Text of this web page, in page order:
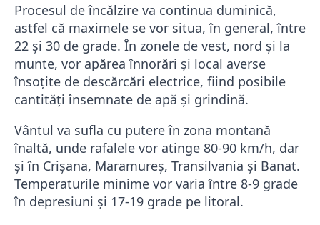
Procesul de încălzire va continua duminică,
astfel că maximele se vor situa, în general, între
22 și 30 de grade. În zonele de vest, nord și la
munte, vor apărea înnorări și local averse
însoțite de descărcări electrice, fiind posibile
cantități însemnate de apă și grindină.
Vântul va sufla cu putere în zona montană
înaltă, unde rafalele vor atinge 80-90 km/h, dar
și în Crișana, Maramureș, Transilvania și Banat.
Temperaturile minime vor varia între 8-9 grade
în depresiuni și 17-19 grade pe litoral.